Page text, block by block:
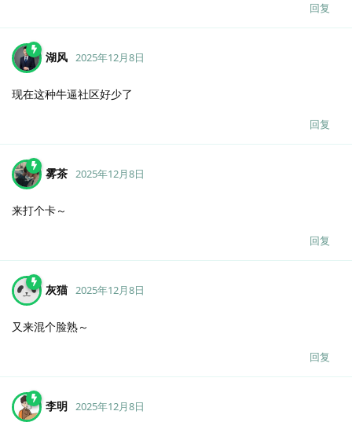
回复
湖风 2025年12月8日
现在这种牛逼社区好少了
回复
雾茶 2025年12月8日
来打个卡～
回复
灰猫 2025年12月8日
又来混个脸熟～
回复
李明 2025年12月8日